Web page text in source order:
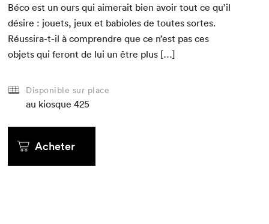
Béco est un ours qui aimerait bien avoir tout ce qu’il
désire : jou­ets, jeux et babi­oles de toutes sortes.
Réus­sira-t-il à com­pren­dre que ce n’est pas ces
objets qui fer­ont de lui un être plus […]
Disponible sur place
au kiosque 425
Acheter